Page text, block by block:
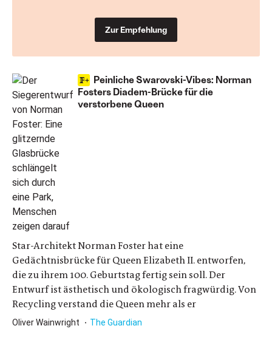
Peinliche Swarovski-Vibes: Norman
Fosters Diadem-Brücke für die
verstorbene Queen
Star-Architekt Norman Foster hat eine
Gedächtnisbrücke für Queen Elizabeth II. entworfen,
die zu ihrem 100. Geburtstag fertig sein soll. Der
Entwurf ist ästhetisch und ökologisch fragwürdig. Von
Recycling verstand die Queen mehr als er
Oliver Wainwright The Guardian
Zur Empfehlung